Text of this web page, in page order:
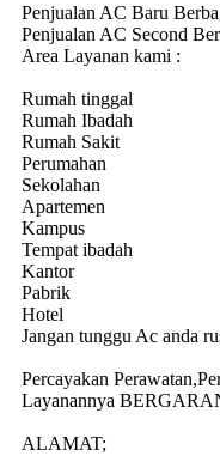
Penjualan AC Baru
Penjualan AC Second
Area Layanan kami :
Rumah tinggal
Rumah Ibadah
Rumah Sakit
Perumahan
Sekolahan
Apartemen
Kampus
Tempat ibadah
Kantor
Pabrik
Hotel
Jangan tunggu Ac anda
Percayakan
Layanannya
ALAMAT;